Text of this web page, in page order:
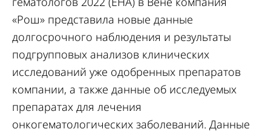
«Рош» представила новые данные
долгосрочного наблюдения и результаты
подгрупповых анализов клинических
исследований уже одобренных препаратов
компании, а также данные об исследуемых
препаратах для лечения
онкогематологических заболеваний. Данные